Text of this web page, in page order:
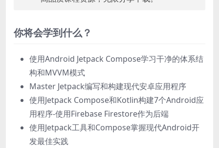
你将会学到什么？
使用Android Jetpack Compose学习干净的体系结
构和MVVM模式
Master Jetpack编写和构建现代安卓应用程序
使用Jetpack Compose和Kotlin构建7个Android应
用程序-使用Firebase Firestore作为后端
使用Jetpack工具和Compose掌握现代Android开
发最佳实践